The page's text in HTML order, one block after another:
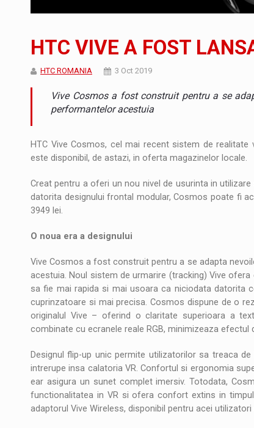
STIRI RANGE ROVER DEZVALUIE AL
STIRI Noul Mercedes-Benz VLE este acum
STIRI JAECOO 5 SHS-H a ajuns in Romania
ARTICOLE Proteinmaxxing and the Future of
HTC VIVE A FOST
HTC ROMANIA 3 Oct 2019
Vive Cosmos a fost construit pentru a se
performantelor acestuia
HTC Vive Cosmos, cel mai recent sistem de
este disponibil, de astazi, in oferta magazinelor locale.
Creat pentru a oferi un nou nivel de usurinta in
datorita designului frontal modular, Cosmos poate fi
3949 lei.
O noua era a designului
Vive Cosmos a fost construit pentru a se adapta
acestuia. Noul sistem de urmarire (tracking) Vive
sa fie mai rapida si mai usoara ca niciodata datorita
cuprinzatoare si mai precisa. Cosmos dispune de o
originalul Vive – oferind o claritate superioara a
combinate cu ecranele reale RGB, minimizeaza efectul
Designul flip-up unic permite utilizatorilor sa treaca
intrerupe insa calatoria VR. Confortul si ergonomia
ear asigura un sunet complet imersiv. Totodata,
functionalitatea in VR si ofera confort extins in
adaptorul Vive Wireless, disponibil pentru acei